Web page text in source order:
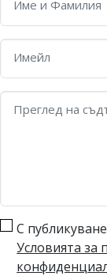
Име и Фамилия
Имейл
Преглед на
С
Условията за